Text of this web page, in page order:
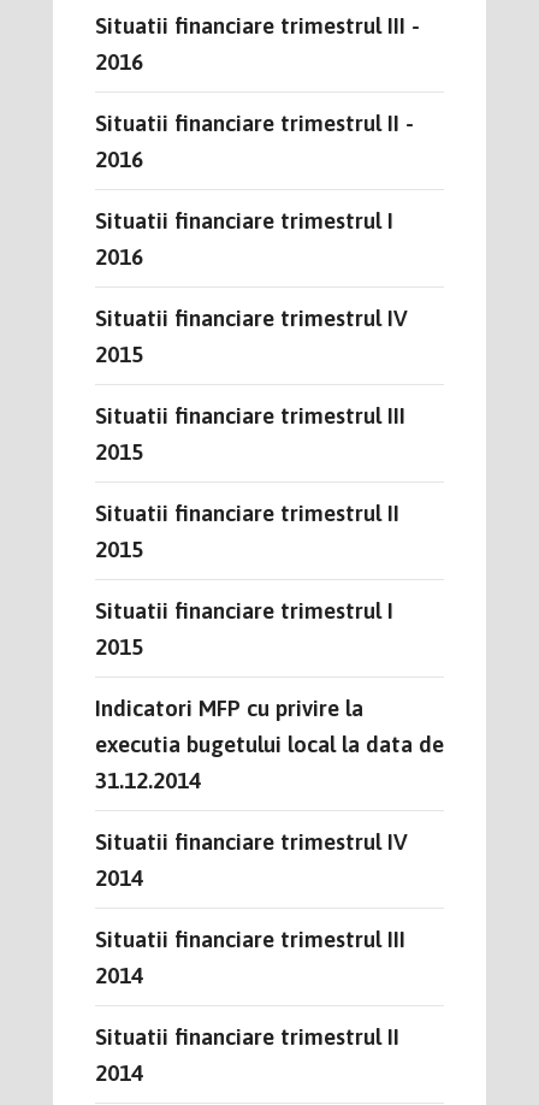
Situatii financiare trimestrul III -
2016
Situatii financiare trimestrul II -
2016
Situatii financiare trimestrul I
2016
Situatii financiare trimestrul IV
2015
Situatii financiare trimestrul III
2015
Situatii financiare trimestrul II
2015
Situatii financiare trimestrul I
2015
Indicatori MFP cu privire la
executia bugetului local la data de
31.12.2014
Situatii financiare trimestrul IV
2014
Situatii financiare trimestrul III
2014
Situatii financiare trimestrul II
2014